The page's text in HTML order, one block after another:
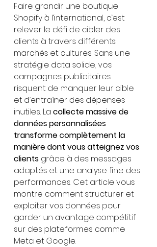
Faire grandir une boutique
Shopify à l’international, c’est
relever le défi de cibler des
clients à travers différents
marchés et cultures. Sans une
stratégie data solide, vos
campagnes publicitaires
risquent de manquer leur cible
et d’entraîner des dépenses
inutiles. La collecte massive de
données personnalisées
transforme complètement la
manière dont vous atteignez vos
clients grâce à des messages
adaptés et une analyse fine des
performances. Cet article vous
montre comment structurer et
exploiter vos données pour
garder un avantage compétitif
sur des plateformes comme
Meta et Google.